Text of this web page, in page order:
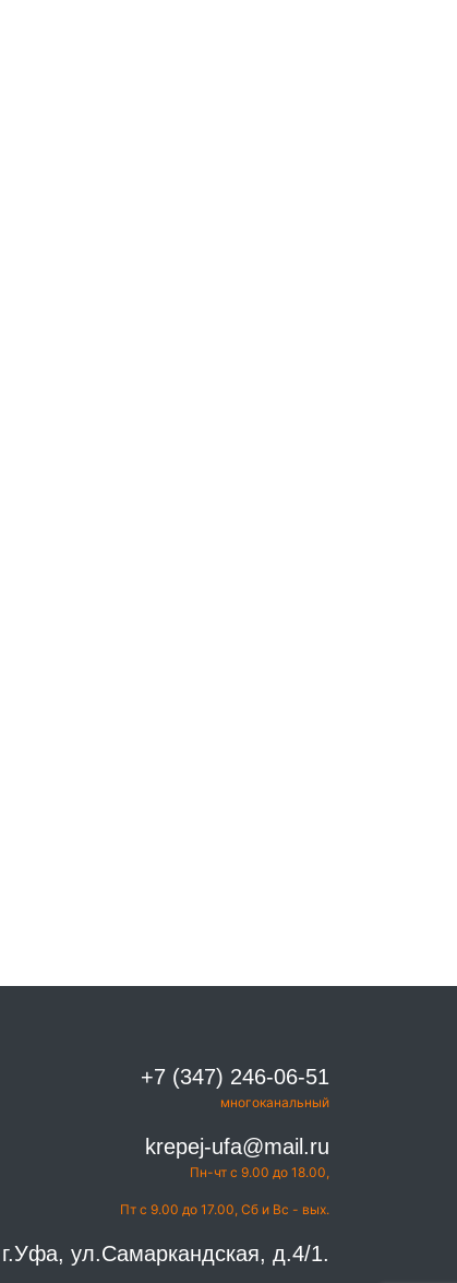
+7 (347) 246-06-51
многоканальный
krepej-ufa@mail.ru
Пн-чт с 9.00 до 18.00,
Пт с 9.00 до 17.00, Сб и Вс - вых.
г.Уфа, ул.Самаркандская, д.4/1.